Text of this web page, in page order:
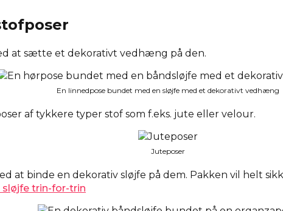
at sætte et dekorativt vedhæng på den.
En linnedpose bundet med en sløjfe med et dekorativt vedhæng
af tykkere typer stof som f.eks. jute eller velour.
Juteposer
at binde en dekorativ sløjfe på dem. Pakken vil helt
sløjfe trin-for-trin